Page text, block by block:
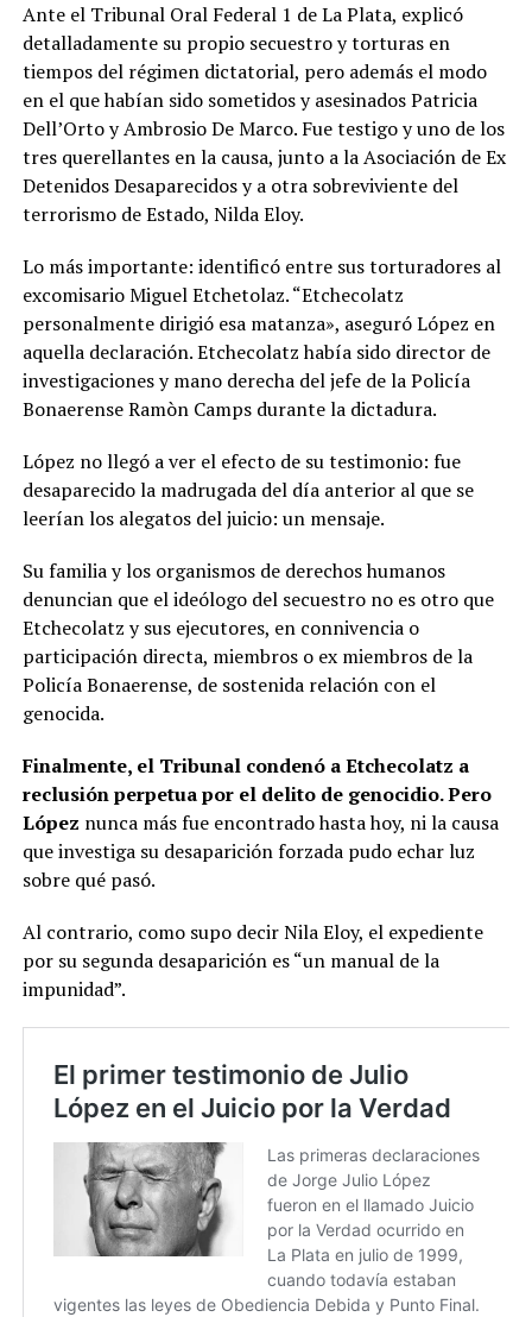
Ante el Tribunal Oral Federal 1 de La Plata, explicó
detalladamente su propio secuestro y torturas en
tiempos del régimen dictatorial, pero además el modo
en el que habían sido sometidos y asesinados Patricia
Dell’Orto y Ambrosio De Marco. Fue testigo y uno de los
tres querellantes en la causa, junto a la Asociación de Ex
Detenidos Desaparecidos y a otra sobreviviente del
terrorismo de Estado, Nilda Eloy.
Lo más importante: identificó entre sus torturadores al
excomisario Miguel Etchetolaz. “Etchecolatz
personalmente dirigió esa matanza», aseguró López en
aquella declaración. Etchecolatz había sido director de
investigaciones y mano derecha del jefe de la Policía
Bonaerense Ramòn Camps durante la dictadura.
López no llegó a ver el efecto de su testimonio: fue
desaparecido la madrugada del día anterior al que se
leerían los alegatos del juicio: un mensaje.
Su familia y los organismos de derechos humanos
denuncian que el ideólogo del secuestro no es otro que
Etchecolatz y sus ejecutores, en connivencia o
participación directa, miembros o ex miembros de la
Policía Bonaerense, de sostenida relación con el
genocida.
Finalmente, el Tribunal condenó a Etchecolatz a
reclusión perpetua por el delito de genocidio. Pero
López nunca más fue encontrado hasta hoy, ni la causa
que investiga su desaparición forzada pudo echar luz
sobre qué pasó.
Al contrario, como supo decir Nila Eloy, el expediente
por su segunda desaparición es “un manual de la
impunidad”.